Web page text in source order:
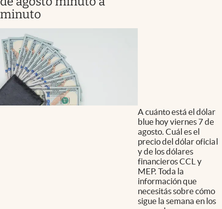
minuto
A cuánto está el dólar
blue hoy viernes 7 de
agosto. Cuál es el
precio del dólar oficial
y de los dólares
financieros CCL y
MEP. Toda la
información que
necesitás sobre cómo
sigue la semana en los